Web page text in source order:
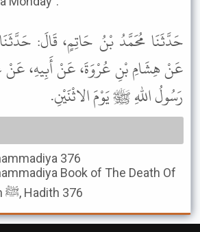
حَدَّثَنَا مُحَمَّدُ بْنُ حَاتِمٍ، قَالَ:
عَنْ هِشَامِ بْنِ عُرْوَةَ، عَنْ أَبِيهِ، عَنْ
رَسُولُ اللهِ ﷺ يَوْمَ الاثْنَيْنِ.
376
Book of The Death Of
Prophet of Allah ﷺ, Hadith 376